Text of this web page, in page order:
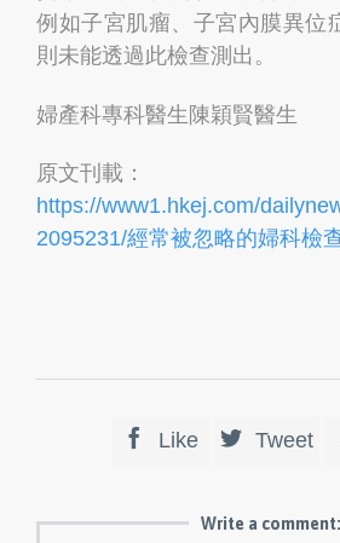
例如子宮肌瘤、子宮內膜異位
則未能透過此檢查測出。
婦產科專科醫生陳穎賢醫生
原文刊載：
https://www1.hkej.com/
2095231/經常被忽略的婦科檢
 Like  Tweet
Write a comment: